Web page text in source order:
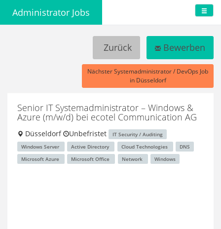
Administrator Jobs
Zurück Bewerben
Nächster Systemadministrator / DevOps Job
in Düsseldorf
Senior IT Systemadministrator – Windows &
Azure (m/w/d) bei ecotel Communication AG
Düsseldorf Unbefristet
IT Security / Auditing
Windows Server
Active Directory Cloud Technologies
DNS
Microsoft Azure
Microsoft Office Network Windows